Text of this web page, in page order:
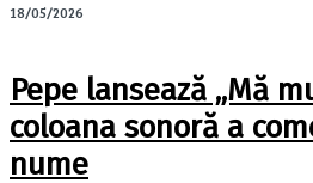
18/05/2026
Pepe lansează „Mă
coloana sonoră a
nume